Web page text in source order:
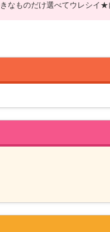
なものだけ選べてウレシイ